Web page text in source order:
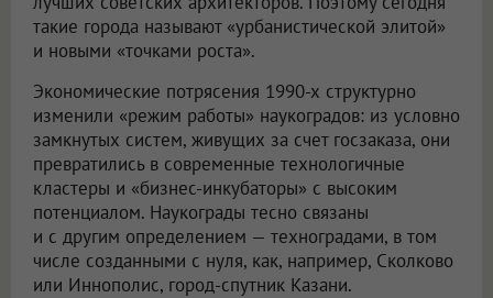
такие города называют «урбанистической элитой»
и новыми «точками роста».
Экономические потрясения 1990-х структурно
изменили «режим работы» наукоградов: из условно
замкнутых систем, живущих за счет госзаказа, они
превратились в современные технологичные
кластеры и «бизнес-инкубаторы» с высоким
потенциалом. Наукограды тесно связаны
и с другим определением — техноградами, в том
числе созданными с нуля, как, например, Сколково
или Иннополис, город-спутник Казани.